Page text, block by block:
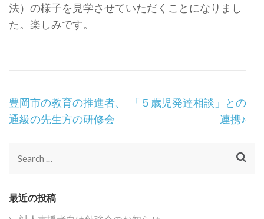
法）の様子を見学させていただくことになりまし
た。楽しみです。
Post
Navigation
豊岡市の教育の推進者、
通級の先生方の研修会
「５歳児発達相談」との
連携♪
Search
最近の投稿